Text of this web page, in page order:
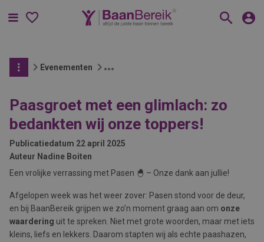
Menu
Evenementen
Paasgroet met een glimlach: zo
bedankten wij onze toppers!
Publicatiedatum 22 april 2025
Auteur Nadine Boiten
Een vrolijke verrassing met Pasen 🐣 – Onze dank aan jullie!
Afgelopen week was het weer zover: Pasen stond voor de deur,
en bij BaanBereik grijpen we zo’n moment graag aan om onze
waardering uit te spreken. Niet met grote woorden, maar met iets
kleins, liefs en lekkers. Daarom stapten wij als echte paashazen,